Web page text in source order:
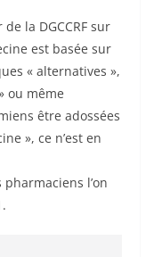
la DGCCRF sur
est basée sur
« alternatives »,
ou même
», ce n’est en
pharmaciens l’on